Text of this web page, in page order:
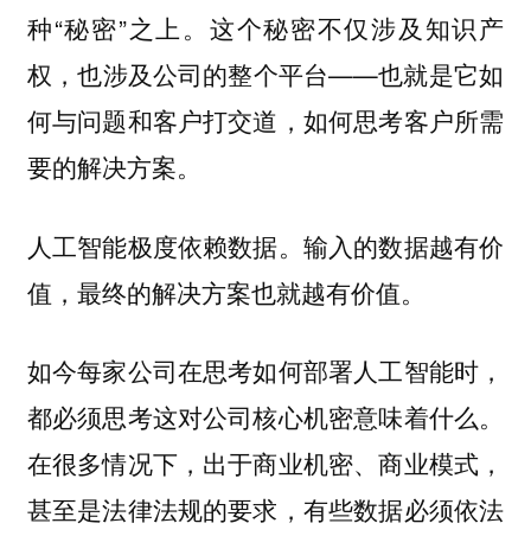
种“秘密”之上。这个秘密不仅涉及知识产
权，也涉及公司的整个平台——也就是它如
何与问题和客户打交道，如何思考客户所需
要的解决方案。
人工智能极度依赖数据。输入的数据越有价
值，最终的解决方案也就越有价值。
如今每家公司在思考如何部署人工智能时，
都必须思考这对公司核心机密意味着什么。
在很多情况下，出于商业机密、商业模式，
甚至是法律法规的要求，有些数据必须依法